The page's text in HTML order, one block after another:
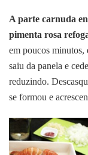
A parte carnuda
pimenta rosa
em poucos minutos,
saiu da panela e
reduzindo.
se formou e